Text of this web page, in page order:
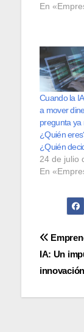
En
Cuando la
a mover
pregunta ya
¿Quién
¿Quién
24 de julio
En
de
IA: Un
innovación